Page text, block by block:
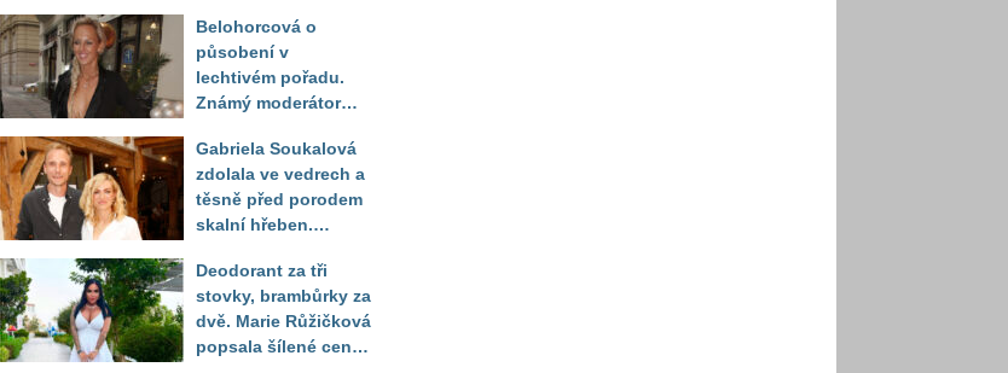
Belohorcová o
působení v
lechtivém pořadu.
Známý moderátor
sledoval pod dekou
Gabriela Soukalová
zdolala ve vedrech a
těsně před porodem
skalní hřeben.
snést "těhuli"
Deodorant za tři
stovky, brambůrky za
dvě. Marie Růžičková
popsala šílené ceny